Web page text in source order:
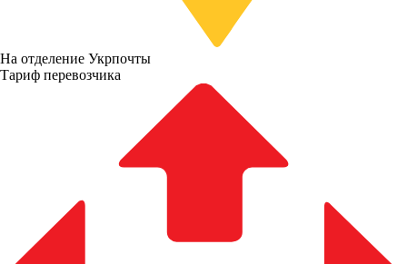
На отделение Укрпочты
Тариф перевозчика